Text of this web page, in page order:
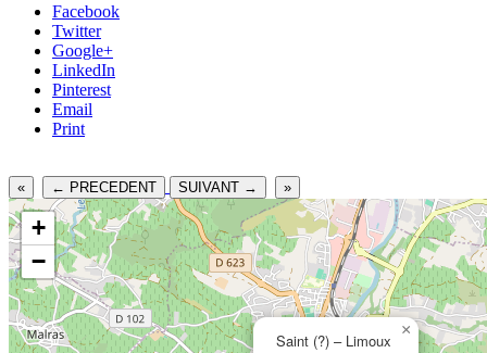
Facebook
Twitter
Google+
LinkedIn
Pinterest
Email
Print
« ← PRECEDENT SUIVANT → »
Saint (?) – Limoux
×
+
−